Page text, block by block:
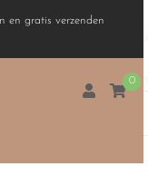
en gratis verzenden
0